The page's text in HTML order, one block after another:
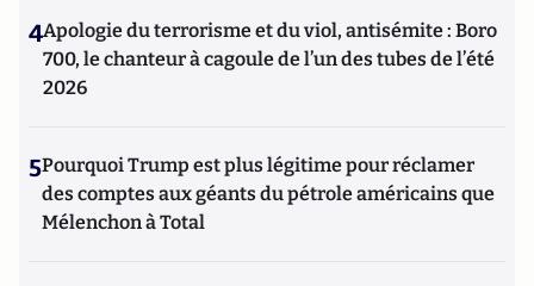
4Apologie du terrorisme et du viol, antisémite : Boro
700, le chanteur à cagoule de l’un des tubes de l’été
2026
5Pourquoi Trump est plus légitime pour réclamer
des comptes aux géants du pétrole américains que
Mélenchon à Total